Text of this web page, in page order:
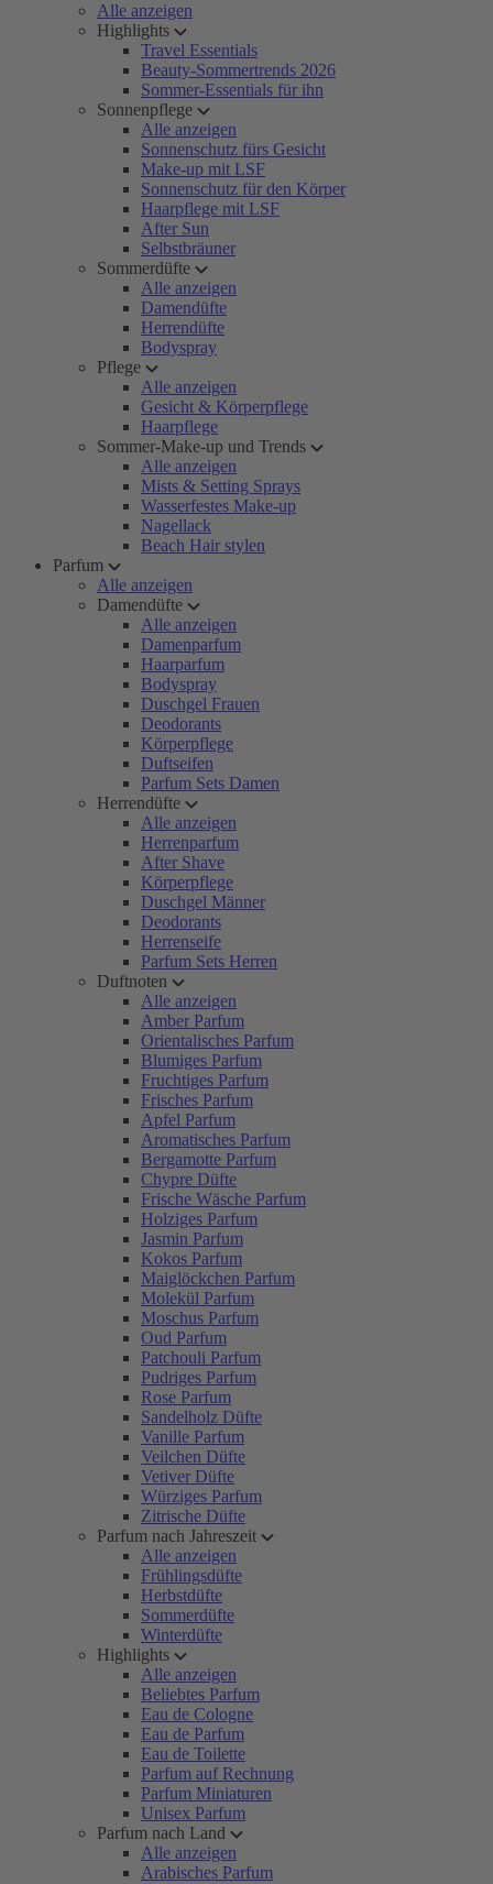
Alle anzeigen
Highlights
Travel Essentials
Beauty-Sommertrends 2026
Sommer-Essentials für ihn
Sonnenpflege
Alle anzeigen
Sonnenschutz fürs Gesicht
Make-up mit LSF
Sonnenschutz für den Körper
Haarpflege mit LSF
After Sun
Selbstbräuner
Sommerdüfte
Alle anzeigen
Damendüfte
Herrendüfte
Bodyspray
Pflege
Alle anzeigen
Gesicht & Körperpflege
Haarpflege
Sommer-Make-up und Trends
Alle anzeigen
Mists & Setting Sprays
Wasserfestes Make-up
Nagellack
Beach Hair stylen
Parfum
Alle anzeigen
Damendüfte
Alle anzeigen
Damenparfum
Haarparfum
Bodyspray
Duschgel Frauen
Deodorants
Körperpflege
Duftseifen
Parfum Sets Damen
Herrendüfte
Alle anzeigen
Herrenparfum
After Shave
Körperpflege
Duschgel Männer
Deodorants
Herrenseife
Parfum Sets Herren
Duftnoten
Alle anzeigen
Amber Parfum
Orientalisches Parfum
Blumiges Parfum
Fruchtiges Parfum
Frisches Parfum
Apfel Parfum
Aromatisches Parfum
Bergamotte Parfum
Chypre Düfte
Frische Wäsche Parfum
Holziges Parfum
Jasmin Parfum
Kokos Parfum
Maiglöckchen Parfum
Molekül Parfum
Moschus Parfum
Oud Parfum
Patchouli Parfum
Pudriges Parfum
Rose Parfum
Sandelholz Düfte
Vanille Parfum
Veilchen Düfte
Vetiver Düfte
Würziges Parfum
Zitrische Düfte
Parfum nach Jahreszeit
Alle anzeigen
Frühlingsdüfte
Herbstdüfte
Sommerdüfte
Winterdüfte
Highlights
Alle anzeigen
Beliebtes Parfum
Eau de Cologne
Eau de Parfum
Eau de Toilette
Parfum auf Rechnung
Parfum Miniaturen
Unisex Parfum
Parfum nach Land
Alle anzeigen
Arabisches Parfum